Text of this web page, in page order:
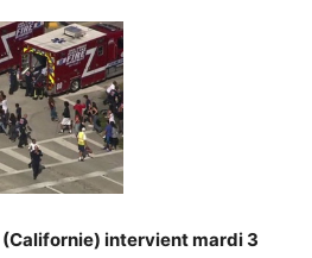
(Californie) intervient mardi 3